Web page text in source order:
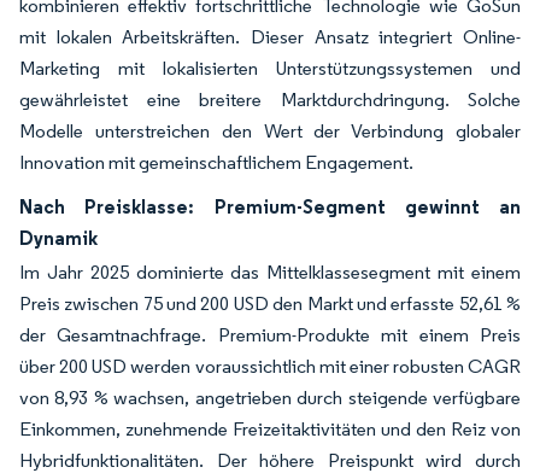
kombinieren effektiv fortschrittliche Technologie wie GoSun
mit lokalen Arbeitskräften. Dieser Ansatz integriert Online-
Marketing mit lokalisierten Unterstützungssystemen und
gewährleistet eine breitere Marktdurchdringung. Solche
Modelle unterstreichen den Wert der Verbindung globaler
Innovation mit gemeinschaftlichem Engagement.
Nach Preisklasse: Premium-Segment gewinnt an
Dynamik
Im Jahr 2025 dominierte das Mittelklassesegment mit einem
Preis zwischen 75 und 200 USD den Markt und erfasste 52,61 %
der Gesamtnachfrage. Premium-Produkte mit einem Preis
über 200 USD werden voraussichtlich mit einer robusten CAGR
von 8,93 % wachsen, angetrieben durch steigende verfügbare
Einkommen, zunehmende Freizeitaktivitäten und den Reiz von
Hybridfunktionalitäten. Der höhere Preispunkt wird durch